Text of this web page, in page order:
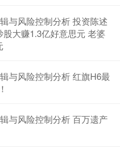
+147.27 +1.04%
与风险控制分析 投资陈述
大赚1.3亿好意思元 老婆
与风险控制分析 红旗H6最
与风险控制分析 百万遗产